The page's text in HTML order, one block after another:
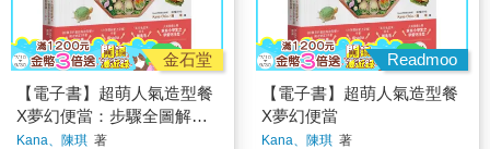
金石堂
【電子書】超萌人氣造型餐
X夢幻便當：步驟全圖解X
料理輕鬆配X圖稿照著做，
Kana、陳琪 著
Readmoo
【電子書】超萌人氣造型餐
X夢幻便當
Kana、陳琪 著